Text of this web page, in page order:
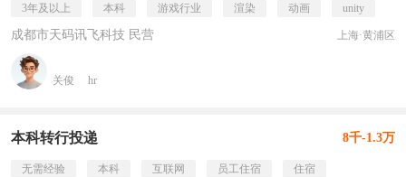
3年及以上 本科 游戏行业 渲染 动画 unity
成都市天码讯飞科技 民营 上海·黄浦区
关俊 hr
本科转行投递 8千-1.3万
无需经验 本科 互联网 员工住宿 住宿